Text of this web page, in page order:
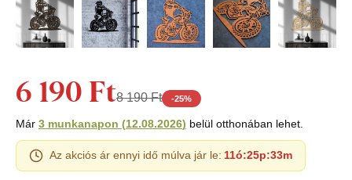
6 190 Ft8 190 Ft -25%
Már 3 munkanapon (12.08.2026) belül otthonában lehet.
Az akciós ár ennyi idő múlva jár le: 11ó:25p:32m